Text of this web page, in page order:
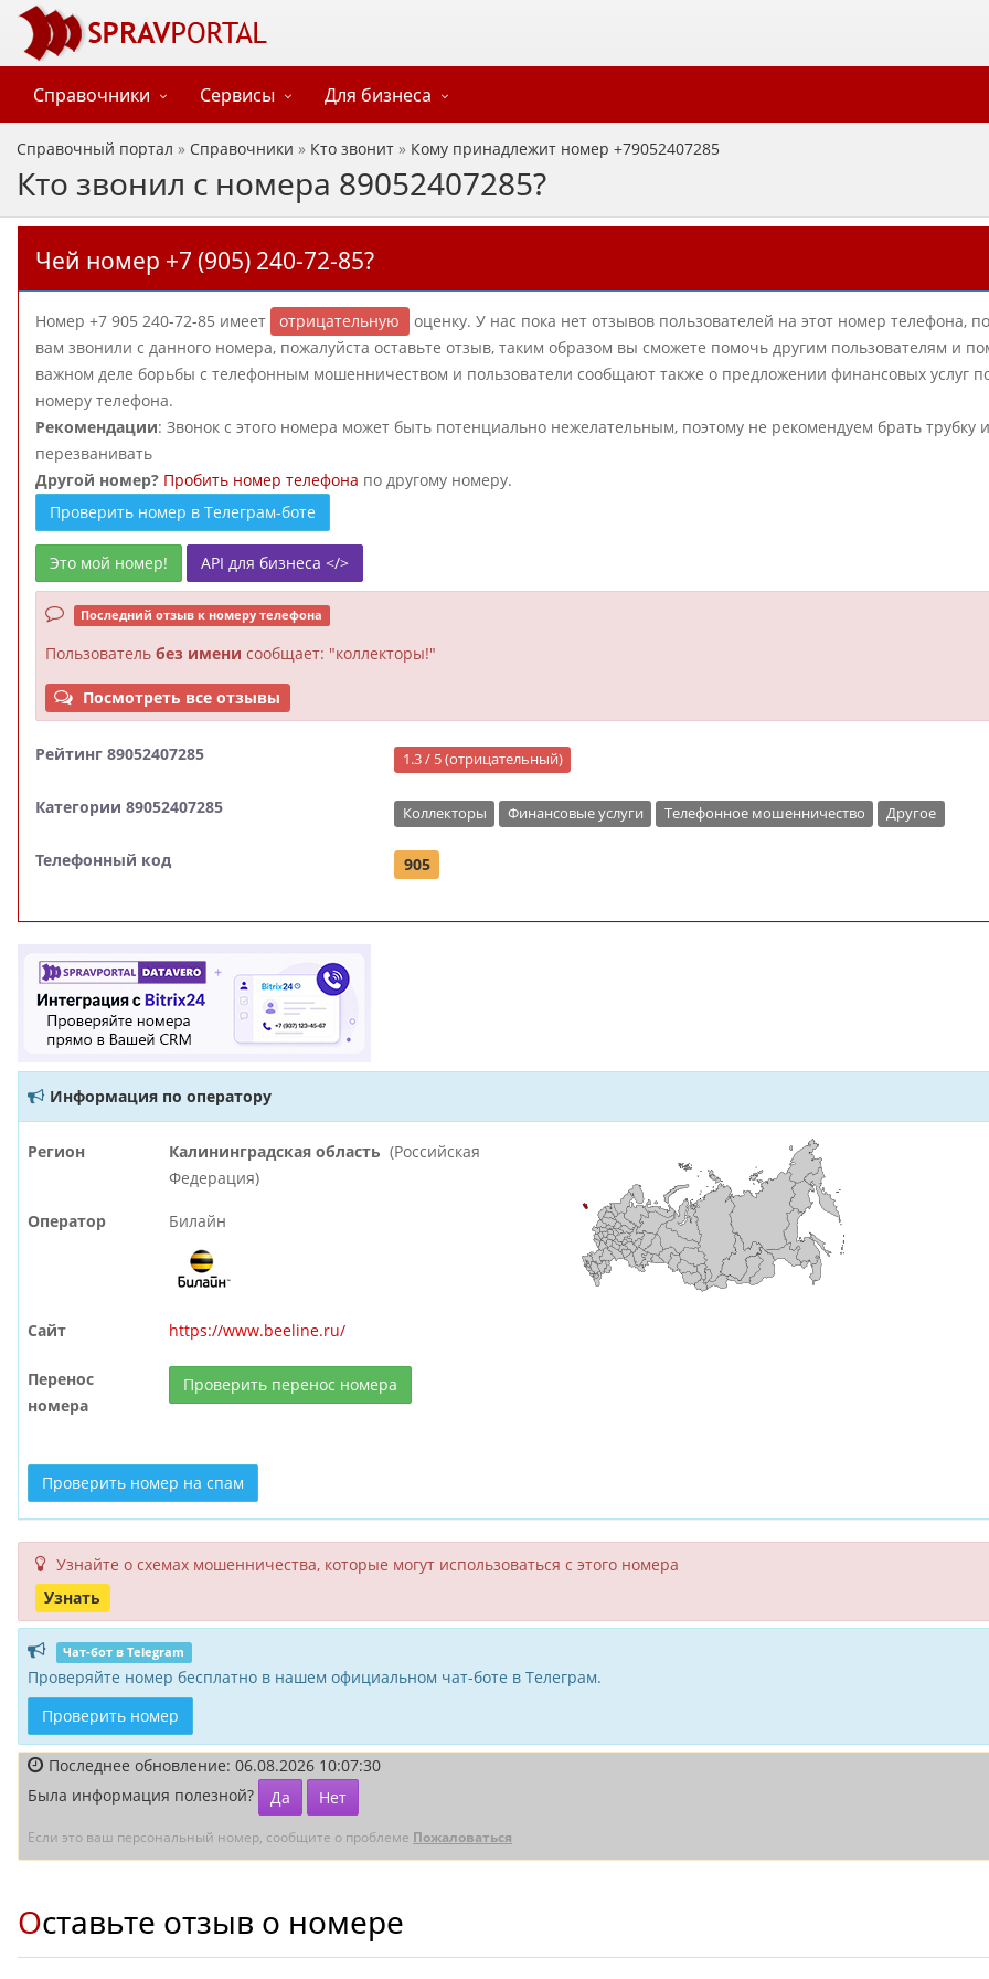
Справочники Сервисы Для бизнеса
Справочный портал » Справочники » Кто звонит » Кому принадлежит номер +79052407285
Кто звонил с номера 89052407285?
Чей номер +7 (905) 240-72-85?
Номер +7 905 240-72-85 имеет отрицательную
оценку. У нас пока нет отзывов пользователей на этот номер телефона,
вам звонили с данного номера, пожалуйста оставьте отзыв, таким образом вы сможете помочь другим пользователям и
важном деле борьбы с телефонным мошенничеством и пользователи сообщают также о предложении финансовых услуг
номеру телефона.
Рекомендации: Звонок с этого номера может быть потенциально нежелательным, поэтому не рекомендуем брать трубку
перезванивать
Другой номер? Пробить номер телефона по другому номеру.
Проверить номер в Телеграм-боте
Это мой номер! API для бизнеса </>
Последний отзыв к номеру телефона
Пользователь без имени сообщает: "коллекторы!"
Посмотреть все отзывы
Рейтинг 89052407285 1.3 / 5 (отрицательный)
Категории 89052407285 Коллекторы Финансовые услуги Телефонное мошенничество Другое
Телефонный код 905
Информация по оператору
Регион Калининградская область (Российская
Федерация)
Оператор Билайн
Сайт https://www.beeline.ru/
Перенос
номера
Проверить перенос номера
Проверить номер на спам
Узнайте о схемах мошенни­чества, кото­рые могут исполь­зоваться с этого номера
Узнать
Чат-бот в Telegram
Проверяйте номер бесплатно в нашем официальном чат-боте в Телеграм.
Проверить номер
Последнее обновление: 06.08.2026 10:07:30
Была информация полезной?
Да Нет
Если это ваш персональный номер, сообщите о проблеме Пожаловаться
Оставьте отзыв о номере